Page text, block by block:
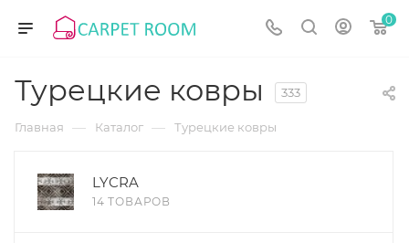
0
Турецкие ковры 333
Главная — Каталог — Турецкие ковры
LYCRA
14 ТОВАРОВ